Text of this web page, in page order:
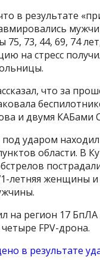
в результате
73, 44, 69, 74
на стресс
что за
и двумя КАБами
ударом
области. В
летняя женщины
на регион 17 БпЛА
FPV-дрона.
в результате